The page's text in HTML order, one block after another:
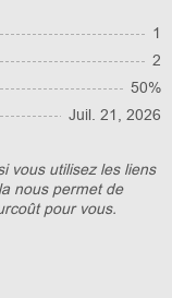
1
2
50%
Juil. 21, 2026
vous utilisez les liens
nous permet de
pour vous.